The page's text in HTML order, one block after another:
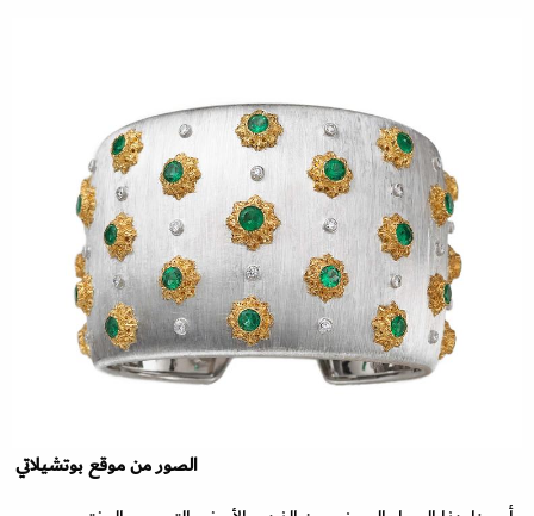
الصور من موقع بوتشيلاتي